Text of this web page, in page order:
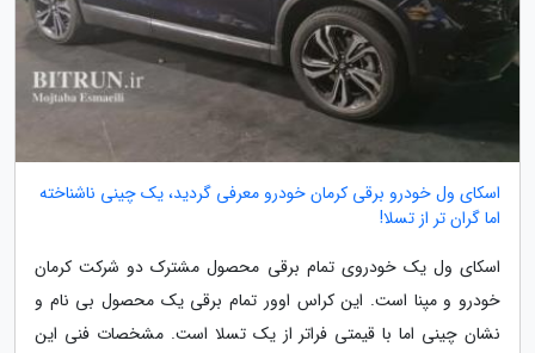
اسکای ول خودرو برقی کرمان خودرو معرفی گردید، یک چینی ناشناخته
اما گران تر از تسلا!
اسکای ول یک خودروی تمام برقی محصول مشترک دو شرکت کرمان
خودرو و مپنا است. این کراس اوور تمام برقی یک محصول بی نام و
نشان چینی اما با قیمتی فراتر از یک تسلا است. مشخصات فنی این